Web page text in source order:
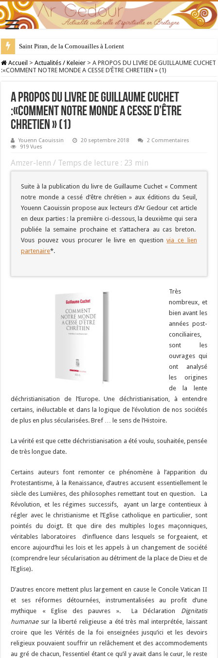
Saint Piran, de la Cornouailles à Lorient
28 juillet : Saint Samson de Dol, père de la Bretagne chrétienne
Accueil > Actualités / Keleier > A PROPOS DU LIVRE DE GUILLAUME CUCHET
:«COMMENT NOTRE MONDE A CESSE D’ÊTRE CHRETIEN » (1)
A PROPOS DU LIVRE DE GUILLAUME CUCHET
:«COMMENT NOTRE MONDE A CESSE D’ÊTRE
CHRETIEN » (1)
Youenn Caouissin 20 septembre 2018
2 Commentaires
919 Vues
Amzer-lenn / Temps de lecture : 23 min
Suite à la publication du livre de Guillaume Cuchet « Comment
notre monde a cessé d’être chrétien » aux éditions du Seuil,
Youenn Caouissin propose aux lecteurs d’Ar Gedour cet article
en deux parties : la première ci-dessous, la deuxième qui sera
publiée la semaine prochaine et s’attachera au cas breton.
Vous pouvez vous procurer le livre en questionvia ce lien
partenaire*.
Très
nombreux, et
bien avant les
années post-
conciliaires,
sont les
ouvrages qui
ont analysé
les origines
de la lente
déchristianisation de l’Europe. Une déchristianisation, à entendre
certains, inéluctable et dans la logique de l’évolution de nos sociétés
de plus en plus sécularisées. Bref … le sens de l’Histoire.
La vérité est que cette déchristianisation a été voulu, souhaitée, pensée
de très longue date.
Certains auteurs font remonter ce phénomène à l’apparition du
Protestantisme, à la Renaissance, d’autres accusent essentiellement le
siècle des Lumières, des philosophes remettant tout en question. La
Révolution, et les régimes successifs, ayant un large contentieux à
régler avec le christianisme et l’Eglise catholique en particulier, sont
pointés du doigt. Et que dire des multiples loges maçonniques,
véritables laboratoires d’influence dans lesquels se forgeaient, et
encore aujourd’hui les lois et les appels à un changement de société
(comprendre leur sécularisation au détriment de la place de Dieu et de
l’Eglise).
D’autres encore mettent plus largement en cause le Concile Vatican II
et ses réformes détournées, instrumentalisées au profit d’une
mythique « Eglise des pauvres ». La Déclaration Dignitatis
humanaesur la liberté religieuse a été très mal interprétée, laissant
croire que les Vérités de la foi enseignées jusqu’ici et les devoirs
religieux pouvaient souffrir un relâchement et des accommodements
au gré de chacun, l’essentiel étant ce qu’il y avait dans le cœur, le reste